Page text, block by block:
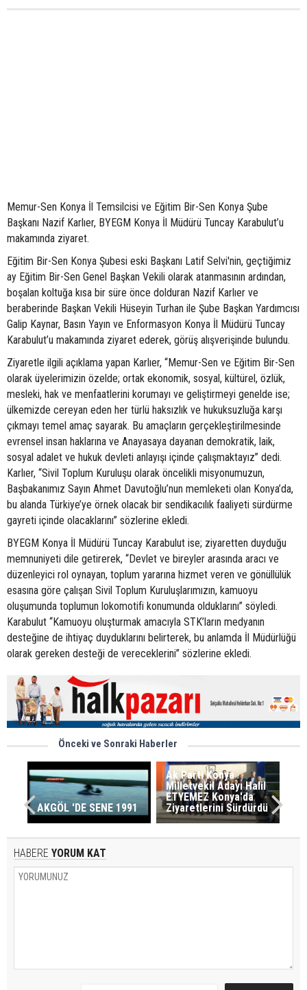
Memur-Sen Konya İl Temsilcisi ve Eğitim Bir-Sen Konya Şube
Başkanı Nazif Karlıer, BYEGM Konya İl Müdürü Tuncay Karabulut’u
makamında ziyaret.
Eğitim Bir-Sen Konya Şubesi eski Başkanı Latif Selvi'nin, geçtiğimiz
ay Eğitim Bir-Sen Genel Başkan Vekili olarak atanmasının ardından,
boşalan koltuğa kısa bir süre önce dolduran Nazif Karlıer ve
beraberinde Başkan Vekili Hüseyin Turhan ile Şube Başkan Yardımcısı
Galip Kaynar, Basın Yayın ve Enformasyon Konya İl Müdürü Tuncay
Karabulut’u makamında ziyaret ederek, görüş alışverişinde bulundu.
Ziyaretle ilgili açıklama yapan Karlıer, “Memur-Sen ve Eğitim Bir-Sen
olarak üyelerimizin özelde; ortak ekonomik, sosyal, kültürel, özlük,
mesleki, hak ve menfaatlerini korumayı ve geliştirmeyi genelde ise;
ülkemizde cereyan eden her türlü haksızlık ve hukuksuzluğa karşı
çıkmayı temel amaç sayarak. Bu amaçların gerçekleştirilmesinde
evrensel insan haklarına ve Anayasaya dayanan demokratik, laik,
sosyal adalet ve hukuk devleti anlayışı içinde çalışmaktayız” dedi.
Karlıer, “Sivil Toplum Kuruluşu olarak öncelikli misyonumuzun,
Başbakanımız Sayın Ahmet Davutoğlu’nun memleketi olan Konya’da,
bu alanda Türkiye’ye örnek olacak bir sendikacılık faaliyeti sürdürme
gayreti içinde olacaklarını” sözlerine ekledi.
BYEGM Konya İl Müdürü Tuncay Karabulut ise; ziyaretten duyduğu
memnuniyeti dile getirerek, “Devlet ve bireyler arasında aracı ve
düzenleyici rol oynayan, toplum yararına hizmet veren ve gönüllülük
esasına göre çalışan Sivil Toplum Kuruluşlarımızın, kamuoyu
oluşumunda toplumun lokomotifi konumunda olduklarını” söyledi.
Karabulut “Kamuoyu oluşturmak amacıyla STK’ların medyanın
desteğine de ihtiyaç duyduklarını belirterek, bu anlamda İl Müdürlüğü
olarak gereken desteği de vereceklerini” sözlerine ekledi.
Önceki ve Sonraki Haberler
AKGÖL 'DE SENE 1991
Ak Parti Konya
Milletvekil Adayı Halil
ETYEMEZ Konya'da
Ziyaretlerini Sürdürdü
HABERE YORUM KAT